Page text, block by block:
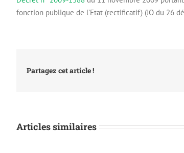
fonction publique de l’Etat (rectificatif) (JO du 26
Partagez cet article !
Articles similaires